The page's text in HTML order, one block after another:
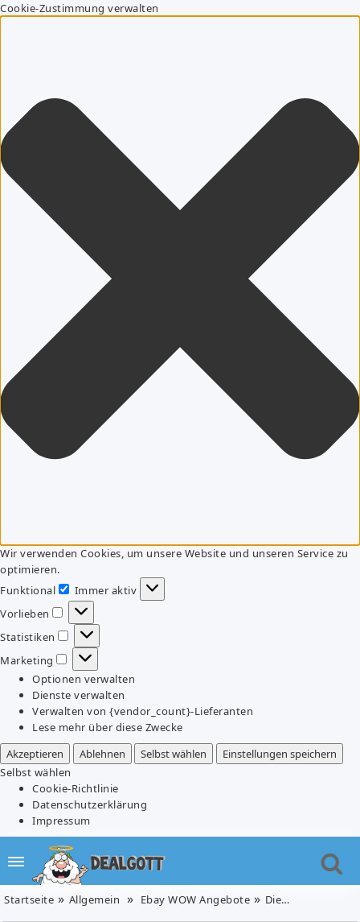
Cookie-Zustimmung verwalten
Wir verwenden Cookies, um unsere Website und unseren Service zu
optimieren.
Funktional
Funktional
Immer aktiv
Vorlieben
Vorlieben
Statistiken
Statistiken
Marketing
Marketing
Optionen verwalten
Dienste verwalten
Verwalten von {vendor_count}-Lieferanten
Lese mehr über diese Zwecke
Akzeptieren
Ablehnen Selbst wählen
Einstellungen speichern
Selbst wählen
Cookie-Richtlinie
Datenschutzerklärung
Impressum
Startseite Allgemein Ebay WOW Angebote Die restlichen eBay WOW Angebote in der Übersicht, z.B. Samsung GALAXY S III Neo (cream-weiß) für 159,90€